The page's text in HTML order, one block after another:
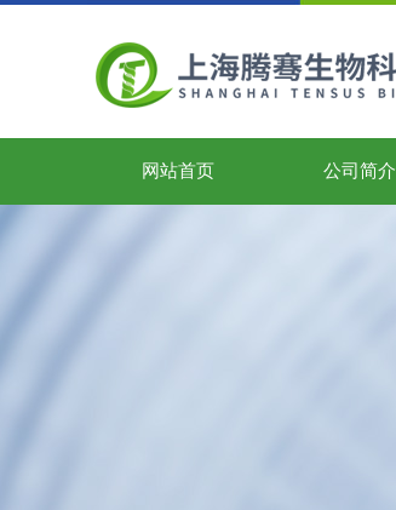
网站首页 公司简介